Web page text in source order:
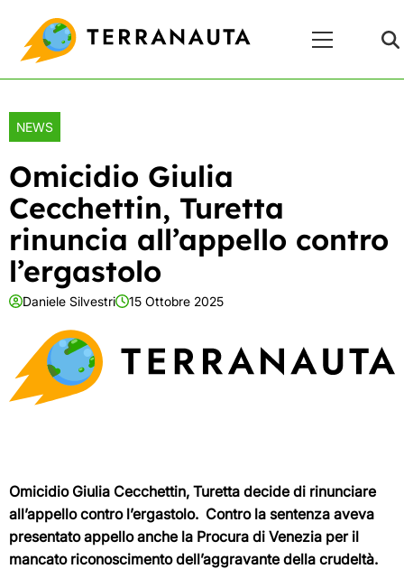
content
Principale
NEWS
Omicidio Giulia
Cecchettin, Turetta
rinuncia all’appello contro
l’ergastolo
Daniele Silvestri 15 Ottobre 2025
Omicidio Giulia Cecchettin, Turetta decide di rinunciare
all’appello contro l’ergastolo. Contro la sentenza aveva
presentato appello anche la Procura di Venezia per il
mancato riconoscimento dell’aggravante della crudeltà.